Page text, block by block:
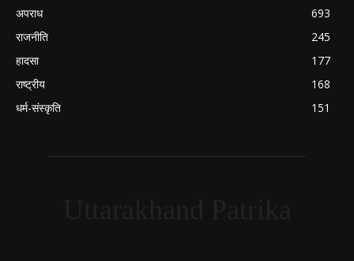
अपराध
693
राजनीति
245
हादसा
177
राष्ट्रीय
168
धर्म-संस्कृति
151